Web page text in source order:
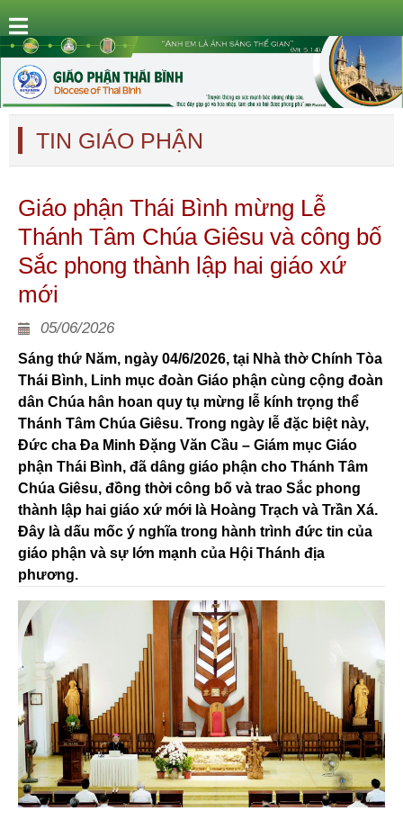
TIN GIÁO PHẬN
Giáo phận Thái Bình mừng Lễ
Thánh Tâm Chúa Giêsu và công bố
Sắc phong thành lập hai giáo xứ
mới
05/06/2026
Sáng thứ Năm, ngày 04/6/2026, tại Nhà thờ Chính Tòa
Thái Bình, Linh mục đoàn Giáo phận cùng cộng đoàn
dân Chúa hân hoan quy tụ mừng lễ kính trọng thể
Thánh Tâm Chúa Giêsu. Trong ngày lễ đặc biệt này,
Đức cha Đa Minh Đặng Văn Cầu – Giám mục Giáo
phận Thái Bình, đã dâng giáo phận cho Thánh Tâm
Chúa Giêsu, đồng thời công bố và trao Sắc phong
thành lập hai giáo xứ mới là Hoàng Trạch và Trần Xá.
Đây là dấu mốc ý nghĩa trong hành trình đức tin của
giáo phận và sự lớn mạnh của Hội Thánh địa
phương.